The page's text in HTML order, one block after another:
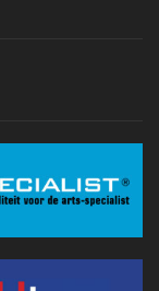
wat artsen